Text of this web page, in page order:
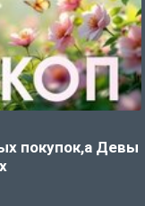
покупок,а Девы